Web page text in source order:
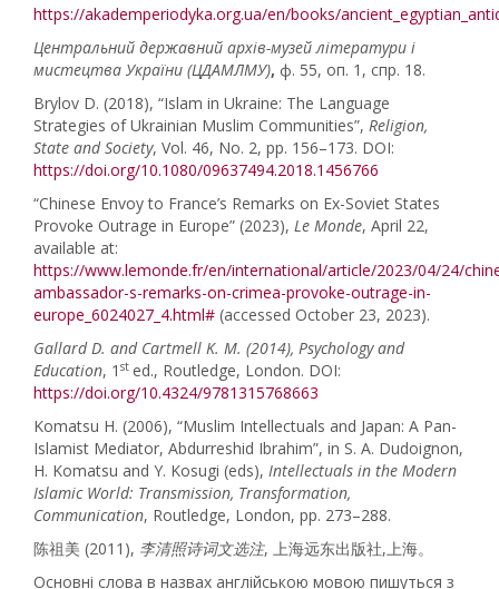
https://akademperiodyka.org.ua/en/books/
Центральний державний архів-музей літератури і
мистецтва України (ЦДАМЛМУ), ф. 55, оп. 1, спр. 18.
Brylov D. (2018), “Islam in Ukraine: The Language
Strategies of Ukrainian Muslim Communities”, Religion,
State and Society, Vol. 46, No. 2, pp. 156–173. DOI:
https://doi.org/10.1080/09637494.2018.1456766
“Chinese Envoy to France’s Remarks on Ex-Soviet States
Provoke Outrage in Europe” (2023), Le Monde, April 22,
available at:
https://www.lemonde.fr/en/international/article/2023/04/24/
ambassador-s-remarks-on-crimea-provoke-outrage-in-
europe_6024027_4.html# (accessed October 23, 2023).
Gallard D. and Cartmell K. M. (2014), Psychology and
Education, 1 st ed., Routledge, London. DOI:
https://doi.org/10.4324/9781315768663
Komatsu H. (2006), “Muslim Intellectuals and Japan: A Pan-
Islamist Mediator, Abdurreshid Ibrahim”, in S. A. Dudoignon,
H. Komatsu and Y. Kosugi (eds), Intellectuals in the Modern
Islamic World: Transmission, Transformation,
Communication, Routledge, London, pp. 273–288.
陈祖美 (2011), 李清照诗词文选注, 上海远东出版社,上海。
Основні слова в назвах англійською мовою пишуться з